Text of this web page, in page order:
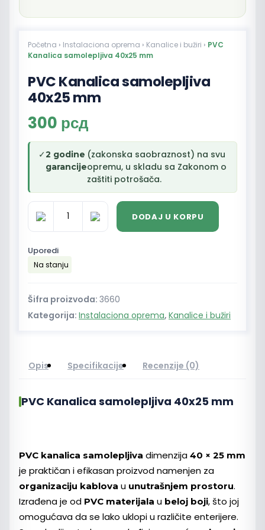
Početna › Instalaciona oprema › Kanalice i bužiri › PVC
Kanalica samolepljiva 40x25 mm
PVC Kanalica samolepljiva
40x25 mm
300 рсд
✓2 godine
garancije
(zakonska saobraznost) na svu
opremu, u skladu sa Zakonom o
zaštiti potrošača.
PVC
Kanalica
samolepljiva
mm
DODAJ U KORPU
Uporedi
Na stanju
Šifra proizvoda: 3660
Kategorija: Instalaciona oprema, Kanalice i bužiri
Opis Specifikacije Recenzije (0)
PVC Kanalica samolepljiva 40x25 mm
PVC kanalica samolepljiva dimenzija 40 × 25 mm
je praktičan i efikasan proizvod namenjen za
organizaciju kablova u unutrašnjem prostoru.
Izrađena je od PVC materijala u beloj boji, što joj
omogućava da se lako uklopi u različite enterijere.